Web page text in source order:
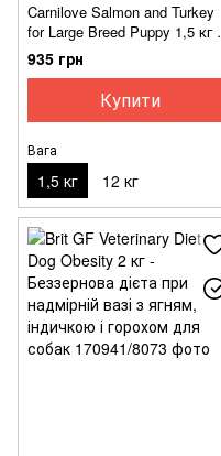
Carnilove Salmon and Turkey
for Large Breed Puppy 1,5 кг -
Сухий корм з лососем та
індичкою для цуценят і
юніорів великих порід
935 грн
Купити
Вага
1,5 кг 12 кг